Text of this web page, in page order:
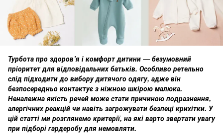
Турбота про здоров’я і комфорт дитини — безумовний
пріоритет для відповідальних батьків. Особливо ретельно
слід підходити до вибору дитячого одягу, адже він
безпосередньо контактує з ніжною шкірою малюка.
Неналежна якість речей може стати причиною подразнення,
алергічних реакцій чи навіть загрожувати безпеці крихітки. У
цій статті ми розглянемо критерії, на які варто звертати увагу
при підборі гардеробу для немовляти.